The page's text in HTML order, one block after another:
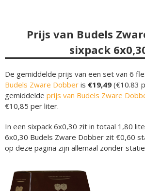
Prijs van Budels
sixpack
De gemiddelde prijs van een set van 6
Budels Zware Dobber is €19,49 (€10.83
gemiddelde prijs van Budels Zware
€10,85 per liter.
In een sixpack 6x0,30 zit in totaal 1,80
6x0,30 Budels Zware Dobber zit €0,60
op deze pagina zijn allemaal zonder